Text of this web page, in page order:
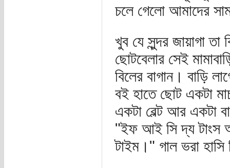
চলে গেলো আমাদের
খুব যে সুন্দর জায়াগা
ছোটবেলার সেই
বিলের বাগান। বাড়ি
বই হাতে ছোট একটা
একটা বেল্ট আর একটা
"ইফ আই সি দ্য টাংস
টাইম।" গাল ভরা